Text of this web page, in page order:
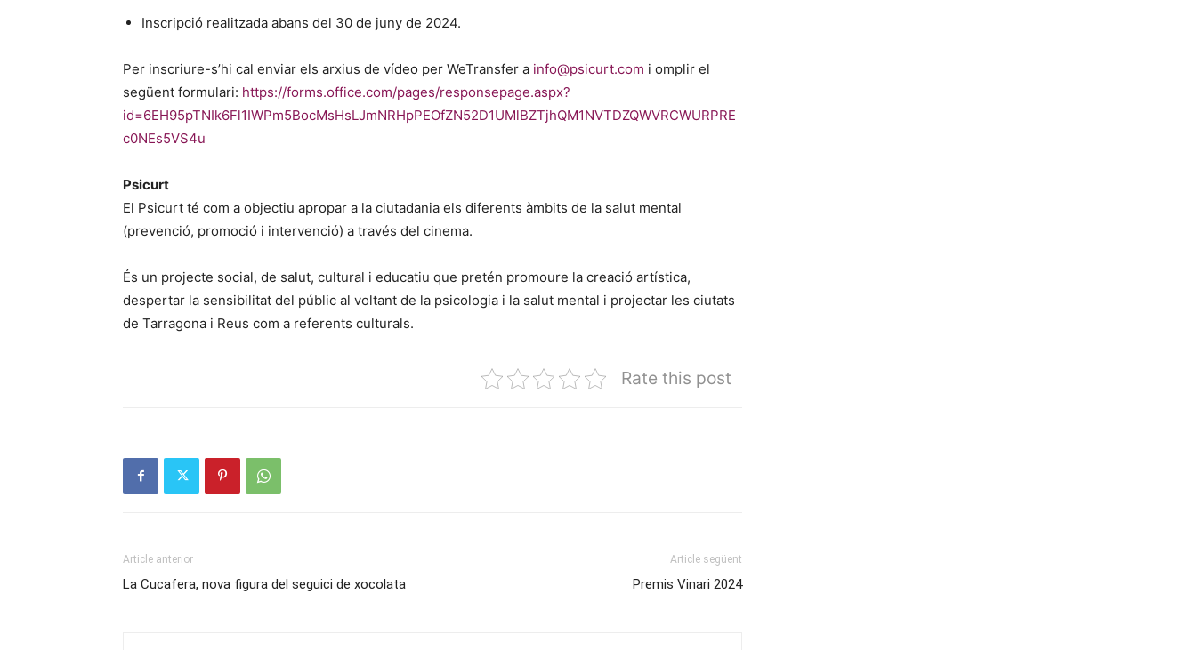
Inscripció realitzada abans del 30 de juny de 2024.
Per inscriure-s’hi cal enviar els arxius de vídeo per WeTransfer a info@psicurt.com i omplir el
següent formulari: https://forms.office.com/pages/responsepage.aspx?
id=6EH95pTNIk6Fl1IWPm5BocMsHsLJmNRHpPEOfZN52D1UMlBZTjhQM1NVTDZQWVRCWURPRE
c0NEs5VS4u
Psicurt
El Psicurt té com a objectiu apropar a la ciutadania els diferents àmbits de la salut mental
(prevenció, promoció i intervenció) a través del cinema.
És un projecte social, de salut, cultural i educatiu que pretén promoure la creació artística,
despertar la sensibilitat del públic al voltant de la psicologia i la salut mental i projectar les ciutats
de Tarragona i Reus com a referents culturals.
Rate this post
Article anterior
La Cucafera, nova figura del seguici de xocolata
Article següent
Premis Vinari 2024